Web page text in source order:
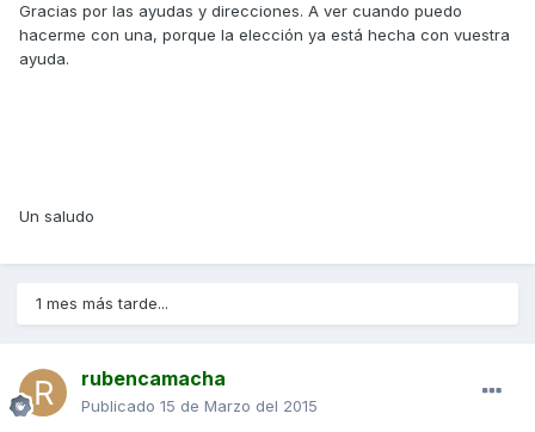
Gracias por las ayudas y direcciones. A ver cuando puedo
hacerme con una, porque la elección ya está hecha con vuestra
ayuda.
Un saludo
1 mes más tarde...
rubencamacha
Publicado 15 de Marzo del 2015